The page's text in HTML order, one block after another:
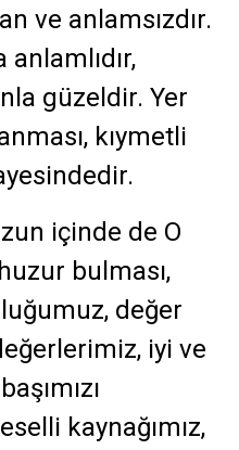
ve anlamsızdır.
anlamlıdır,
güzeldir. Yer
kıymetli
içinde de O
bulması,
değer
iyi ve
kaynağımız,